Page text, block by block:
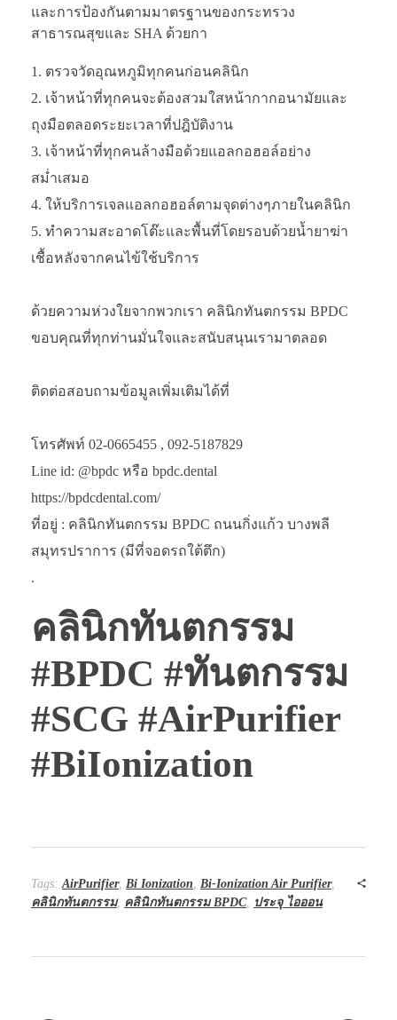
และการป้องกันตามมาตรฐานของกระทรวง
สาธารณสุขและ SHA ด้วยกา
ตรวจวัดอุณหภูมิทุกคนก่อนคลินิก
เจ้าหน้าที่ทุกคนจะต้องสวมใสหน้ากากอนามัยและ
ถุงมือตลอดระยะเวลาที่ปฎิบัติงาน
เจ้าหน้าที่ทุกคนล้างมือด้วยแอลกอฮอล์อย่าง
สม่ำเสมอ
ให้บริการเจลแอลกอฮอล์ตามจุดต่างๆภายในคลินิก
ทำความสะอาดโต๊ะและพื้นที่โดยรอบด้วยน้ำยาฆ่า
เชื้อหลังจากคนไข้ใช้บริการ
ด้วยความห่วงใยจากพวกเรา คลินิกทันตกรรม BPDC
ขอบคุณที่ทุกท่านมั่นใจและสนับสนุนเรามาตลอด
ติดต่อสอบถามข้อมูลเพิ่มเติมได้ที่
โทรศัพท์ 02-0665455 , 092-5187829
Line id: @bpdc หรือ bpdc.dental
https://bpdcdental.com/
ที่อยู่ : คลินิกทันตกรรม BPDC ถนนกิ่งแก้ว บางพลี
สมุทรปราการ (มีที่จอดรถใต้ตึก)
.
คลินิกทันตกรรม
#BPDC #ทันตกรรม
#SCG #AirPurifier
#BiIonization
Tags: AirPurifier, Bi Ionization Bi-Ionization Air Purifier,
คลินิกทันตกรรม, คลินิกทันตกรรม BPDC, ประจุ ไอออน